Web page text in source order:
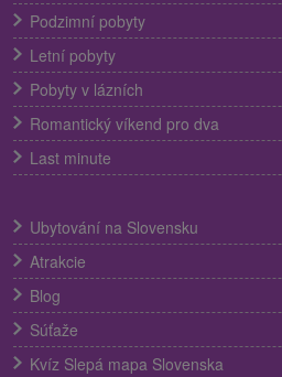
Podzimní pobyty
Letní pobyty
Pobyty v lázních
Romantický víkend pro dva
Last minute
Ubytování na Slovensku
Atrakcie
Blog
Súťaže
Kvíz Slepá mapa Slovenska